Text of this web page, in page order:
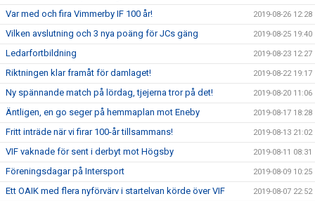
Var med och fira Vimmerby IF 100 år! 2019-08-26 12:28
Vilken avslutning och 3 nya poäng för JCs gäng 2019-08-25 19:40
Ledarfortbildning 2019-08-23 12:27
Riktningen klar framåt för damlaget! 2019-08-22 19:17
Ny spännande match på lördag, tjejerna tror på det! 2019-08-20 11:06
Äntligen, en go seger på hemmaplan mot Eneby 2019-08-17 18:28
Fritt inträde när vi firar 100-år tillsammans! 2019-08-13 21:02
VIF vaknade för sent i derbyt mot Högsby 2019-08-11 08:31
Föreningsdagar på Intersport 2019-08-09 10:25
Ett OAIK med flera nyförvärv i startelvan körde över VIF 2019-08-07 22:52